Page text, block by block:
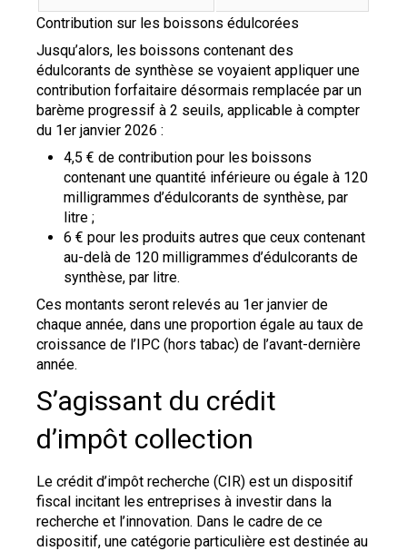
Contribution sur les boissons édulcorées
Jusqu’alors, les boissons contenant des
édulcorants de synthèse se voyaient appliquer une
contribution forfaitaire désormais remplacée par un
barème progressif à 2 seuils, applicable à compter
du 1er janvier 2026 :
4,5 € de contribution pour les boissons
contenant une quantité inférieure ou égale à 120
milligrammes d’édulcorants de synthèse, par
litre ;
6 € pour les produits autres que ceux contenant
au-delà de 120 milligrammes d’édulcorants de
synthèse, par litre.
Ces montants seront relevés au 1er janvier de
chaque année, dans une proportion égale au taux de
croissance de l’IPC (hors tabac) de l’avant-dernière
année.
S’agissant du crédit
d’impôt collection
Le crédit d’impôt recherche (CIR) est un dispositif
fiscal incitant les entreprises à investir dans la
recherche et l’innovation. Dans le cadre de ce
dispositif, une catégorie particulière est destinée au